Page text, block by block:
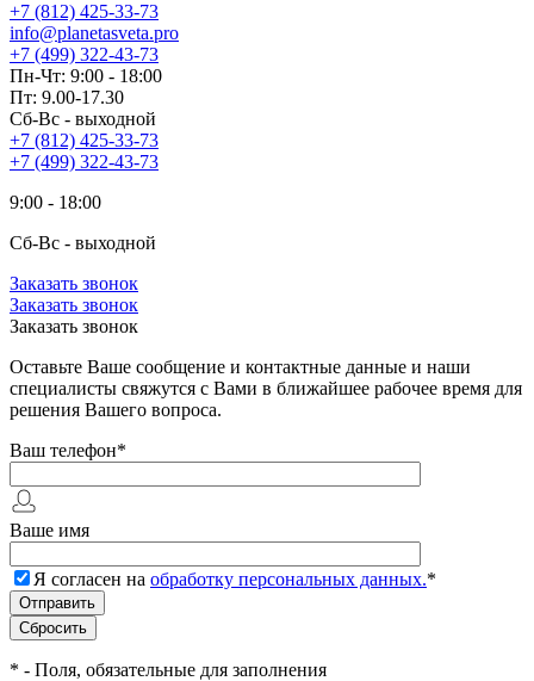
+7 (812) 425-33-73
info@planetasveta.pro
+7 (499) 322-43-73
Пн-Чт: 9:00 - 18:00
Пт: 9.00-17.30
Сб-Вс - выходной
+7 (812) 425-33-73
+7 (499) 322-43-73
9:00 - 18:00
Сб-Вс - выходной
Заказать звонок
Заказать звонок
Заказать звонок
Оставьте Ваше сообщение и контактные данные и наши
специалисты свяжутся с Вами в ближайшее рабочее время для
решения Вашего вопроса.
Ваш телефон*
Ваше имя
Я согласен на обработку персональных данных.*
* - Поля, обязательные для заполнения